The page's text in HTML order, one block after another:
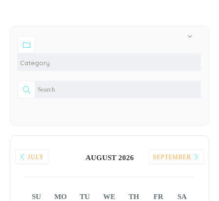
JULY AUGUST 2026 SEPTEMBER
SU MO TU WE TH FR SA